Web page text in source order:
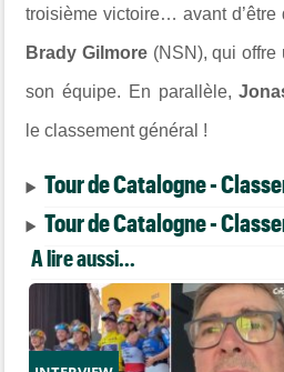
troisième victoire… avant
Brady Gilmore (NSN), qui offre
son équipe. En parallèle,
le classement général !
Tour de Catalogne -
Tour de Catalogne -
A lire aussi...